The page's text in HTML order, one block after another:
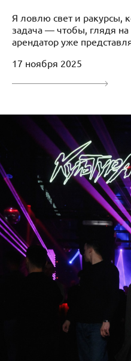
Я ловлю свет и ракурсы,
задача — чтобы, глядя
арендатор уже
17 ноября 2025